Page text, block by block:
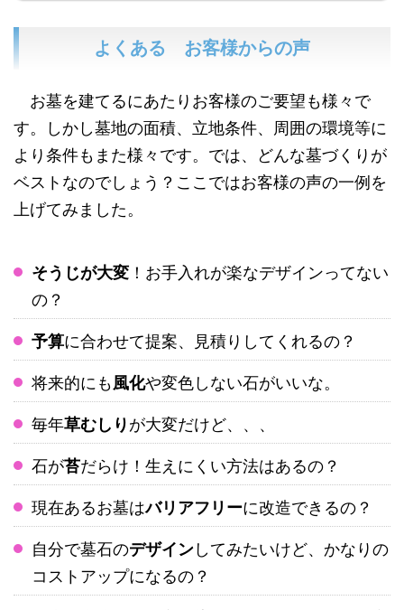
よくある お客様からの声
お墓を建てるにあたりお客様のご要望も様々で
す。しかし墓地の面積、立地条件、周囲の環境等に
より条件もまた様々 です。では、どんな墓づくりが
ベストなのでしょう？ここではお客様の声の一例を
上げてみました。
そうじが大変 ！お手入れが楽なデザインってない
の？
予算に合わせて提案、見積りしてくれるの？
将来的にも風化や変色しない石がいいな。
毎年草むしりが大変だけど、、、
石が苔だらけ！生えにくい方法はあるの？
現在あるお墓はバリアフリーに改造できるの？
自分で墓石のデザインしてみたいけど、かなりの
コストアップになるの？